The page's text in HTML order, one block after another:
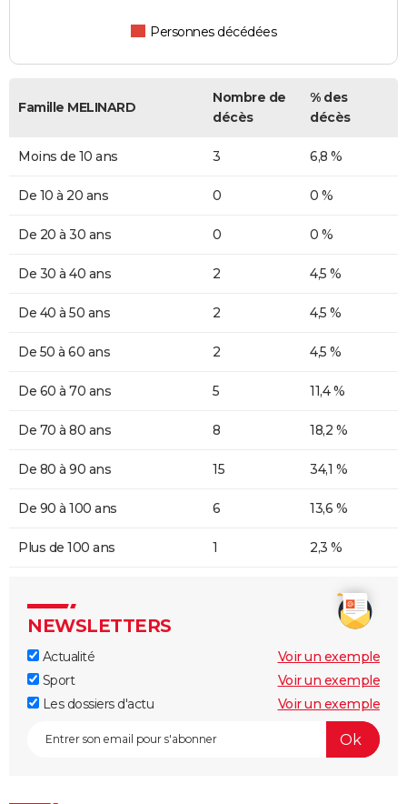
Personnes décédées
Famille MELINARD
Nombre de
décès
% des
décès
Moins de 10 ans 3 6,8 %
De 10 à 20 ans 0 0 %
De 20 à 30 ans 0 0 %
De 30 à 40 ans 2 4,5 %
De 40 à 50 ans 2 4,5 %
De 50 à 60 ans 2 4,5 %
De 60 à 70 ans 5 11,4 %
De 70 à 80 ans 8 18,2 %
De 80 à 90 ans 15 34,1 %
De 90 à 100 ans 6 13,6 %
Plus de 100 ans 1 2,3 %
NEWSLETTERS
Actualité
Voir un exemple
Sport
Voir un exemple
Les dossiers d'actu
Voir un exemple